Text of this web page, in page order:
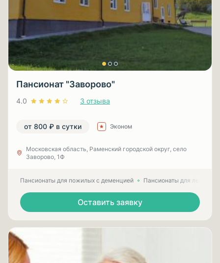
Пансионат "Заворово"
4.0 3 отзыва
от 800 ₽ в сутки Эконом
Московская область, Раменский городской округ, село
Заворово, 1Ф
Пансионаты для пожилых с деменцией Пансионаты для
Оставить заявку